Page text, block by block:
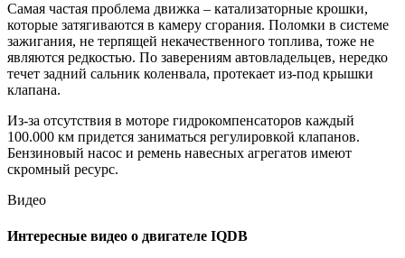
Самая частая проблема движка – катализаторные крошки,
которые затягиваются в камеру сгорания. Поломки в системе
зажигания, не терпящей некачественного топлива, тоже не
являются редкостью. По заверениям автовладельцев, нередко
течет задний сальник коленвала, протекает из-под крышки
клапана.
Из-за отсутствия в моторе гидрокомпенсаторов каждый
100.000 км придется заниматься регулировкой клапанов.
Бензиновый насос и ремень навесных агрегатов имеют
скромный ресурс.
Видео
Интересные видео о двигателе IQDB